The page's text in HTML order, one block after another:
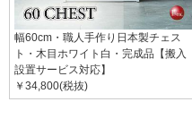
幅60cm・職人手作り日本製チェス
ト・木目ホワイト白・完成品【搬入
設置サービス対応】
￥34,800(税抜)